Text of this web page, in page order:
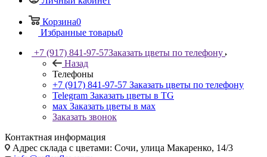
Корзина0
Избранные товары0
+7 (917) 841-97-57Заказать цветы по телефону
Назад
Телефоны
+7 (917) 841-97-57 Заказать цветы по телефону
Telegram Заказать цветы в TG
мах Заказать цветы в мах
Заказать звонок
Контактная информация
Адрес склада с цветами: Сочи, улица Макаренко, 14/3